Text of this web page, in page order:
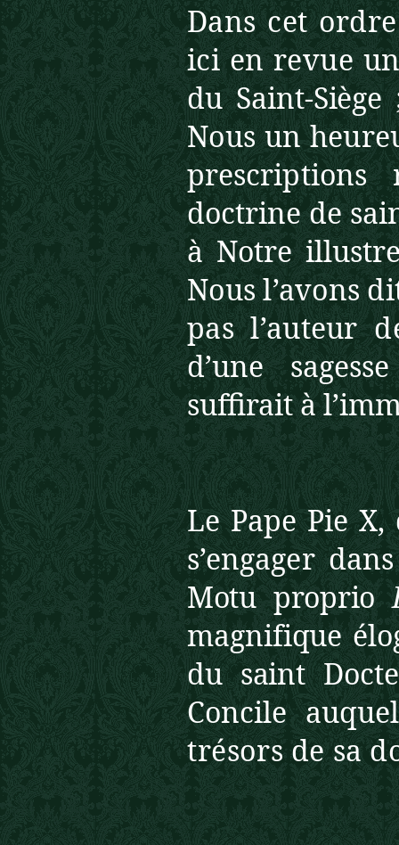
Dans cet
ici en revue
du Saint-
Nous un
doctrine de
à Notre
Nous l’avons
pas l’auteur
d’une
suffirait à
Le Pape Pie
s’engager
Motu proprio
magnifique
du saint
Concile
trésors de sa